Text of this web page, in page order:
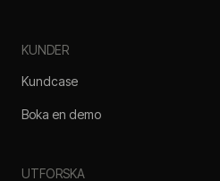
KUNDER
Kundcase
Boka en demo
UTFORSKA